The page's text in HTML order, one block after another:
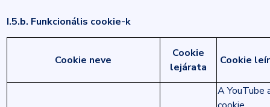
I.5.b. Funkcionális cookie-k
Cookie neve
Cookie
lejárata
Cookie
A YouTube